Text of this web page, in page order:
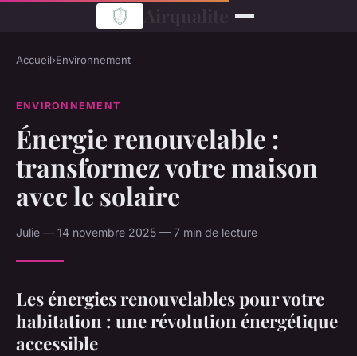
Accueil›Environnement
ENVIRONNEMENT
Énergie renouvelable :
transformez votre maison
avec le solaire
Julie — 14 novembre 2025 — 7 min de lecture
Les énergies renouvelables pour votre
habitation : une révolution énergétique
accessible